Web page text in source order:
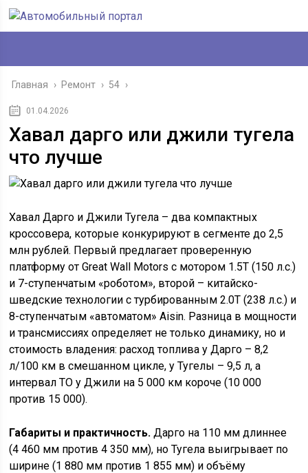
Главная › Ремонт › 54 ›
01.04.2026
Хавал дарго или джили тугела
что лучше
Хавал Дарго и Джили Тугела – два компактных
кроссовера, которые конкурируют в сегменте до 2,5
млн рублей. Первый предлагает проверенную
платформу от Great Wall Motors с мотором 1.5T (150 л.с.)
и 7-ступенчатым «роботом», второй – китайско-
шведские технологии с турбированным 2.0T (238 л.с.) и
8-ступенчатым «автоматом» Aisin. Разница в мощности
и трансмиссиях определяет не только динамику, но и
стоимость владения: расход топлива у Дарго – 8,2
л/100 км в смешанном цикле, у Тугелы – 9,5 л, а
интервал ТО у Джили на 5 000 км короче (10 000
против 15 000).
Габариты и практичность. Дарго на 110 мм длиннее
(4 460 мм против 4 350 мм), но Тугела выигрывает по
ширине (1 880 мм против 1 855 мм) и объёму